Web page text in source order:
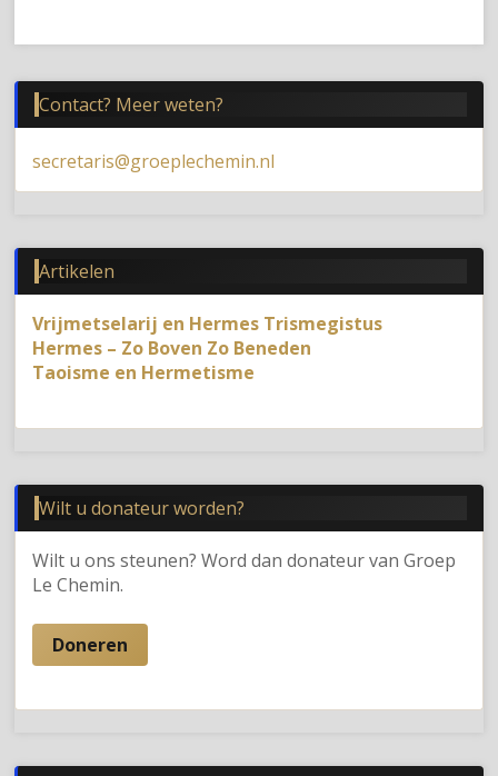
Contact? Meer weten?
secretaris@groeplechemin.nl
Artikelen
Vrijmetselarij en Hermes Trismegistus
Hermes – Zo Boven Zo Beneden
Taoisme en Hermetisme
Wilt u donateur worden?
Wilt u ons steunen? Word dan donateur van Groep
Le Chemin.
Doneren